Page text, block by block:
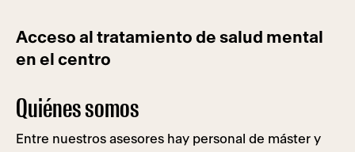
Acceso al tratamiento de salud mental
en el centro
Quiénes somos
Entre nuestros asesores hay personal de máster y